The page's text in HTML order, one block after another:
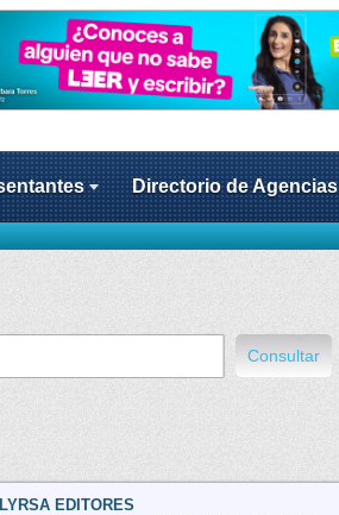
Directorio de Agencias
Consultar
LYRSA EDITORES